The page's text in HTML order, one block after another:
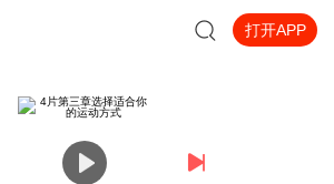
打开APP